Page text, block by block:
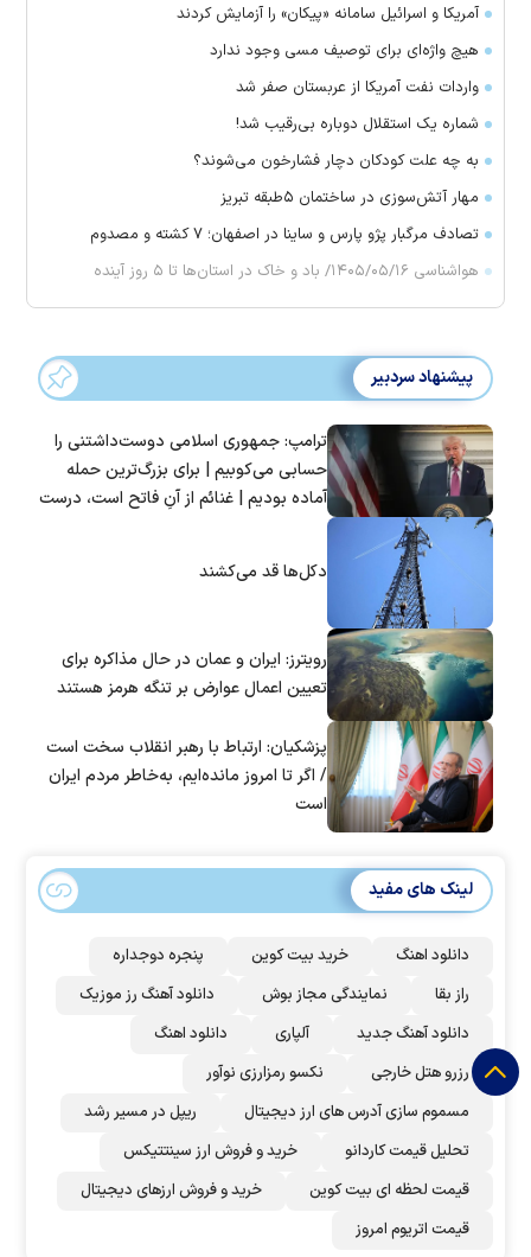
آمریکا و اسرائیل سامانه «پیکان» را آزمایش کردند
هیچ واژه‌ای برای توصیف مسی وجود ندارد
واردات نفت آمریکا از عربستان صفر شد
شماره یک استقلال دوباره بی‌رقیب شد!
به چه علت کودکان دچار فشارخون می‌شوند؟
مهار آتش‌سوزی در ساختمان ۵‌طبقه تبریز
تصادف مرگبار پژو پارس و ساینا در اصفهان؛ ۷ کشته و مصدوم
هواشناسی ۱۴۰۵/۰۵/۱۶/ باد و خاک در استان‌ها تا ۵ روز آینده
پیشنهاد سردبیر
ترامپ: جمهوری اسلامی دوست‌داشتنی را
حسابی می‌کوبیم | برای بزرگ‌ترین حمله
آماده بودیم | غنائم از آنِ فاتح است، درست
دکل‌ها قد می‌کشند
رویترز: ایران و عمان در حال مذاکره برای
تعیین اعمال عوارض بر تنگه هرمز هستند
پزشکیان: ارتباط با رهبر انقلاب سخت است
/ اگر تا امروز مانده‌ایم، به‌خاطر مردم ایران
است
لینک های مفید
دانلود اهنگ خرید بیت کوین
پنجره دوجداره
راز بقا
نمایندگی مجاز بوش
دانلود آهنگ رز‌ موزیک
دانلود آهنگ جدید
آلپاری
دانلود اهنگ
رزرو هتل خارجی
نکسو رمزارزی نوآور
مسموم سازی آدرس های ارز دیجیتال
ریپل در مسیر رشد
تحلیل قیمت کاردانو
خرید و فروش ارز سینتتیکس
قیمت لحظه ای بیت کوین
خرید و فروش ارزهای دیجیتال
قیمت اتریوم امروز